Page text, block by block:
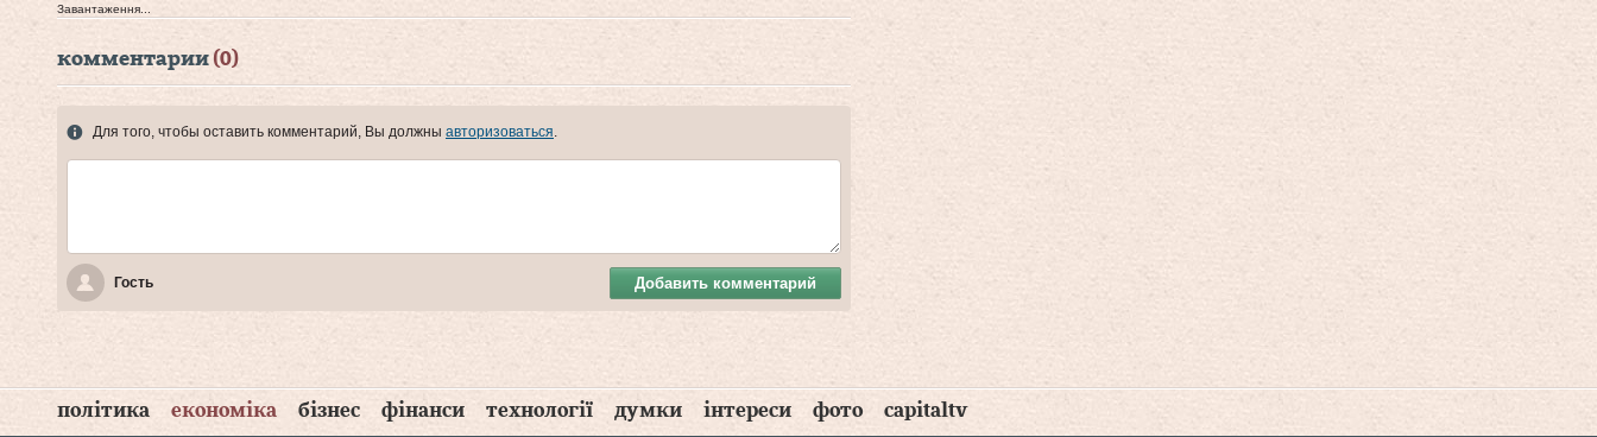
Завантаження...
комментарии (0)
Для того, чтобы оставить комментарий, Вы должны авторизоваться
Гость Добавить комментарий
політика економіка бізнес фінанси технології думки інтереси фото capitaltv